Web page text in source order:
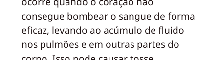
consegue bombear o sangue de forma
eficaz, levando ao acúmulo de fluido
nos pulmões e em outras partes do